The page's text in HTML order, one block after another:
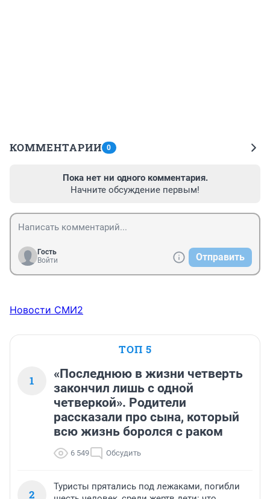
КОММЕНТАРИИ 0
Пока нет ни одного комментария.
Начните обсуждение первым!
Гость
Войти
Отправить
Новости СМИ2
ТОП 5
1
«Последнюю в жизни четверть
закончил лишь с одной
четверкой». Родители
рассказали про сына, который
всю жизнь боролся с раком
6 549 Обсудить
2
Туристы прятались под лежаками, погибли